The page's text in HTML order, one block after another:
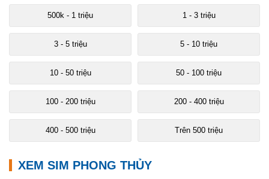
500k - 1 triệu 1 - 3 triệu
3 - 5 triệu 5 - 10 triệu
10 - 50 triệu 50 - 100 triệu
100 - 200 triệu 200 - 400 triệu
400 - 500 triệu Trên 500 triệu
XEM SIM PHONG THỦY